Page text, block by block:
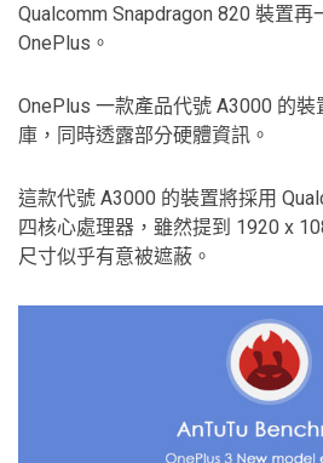
Qualcomm Snapdragon 820 裝置
OnePlus。
OnePlus 一款產品代號 A3000 的裝
庫，同時透露部分硬體資訊。
這款代號 A3000 的裝置將採用
四核心處理器，雖然提到 1920 x
尺寸似乎有意被遮蔽。